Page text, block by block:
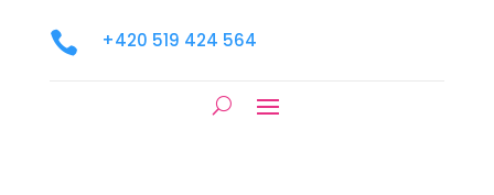
 +420 519 424 564